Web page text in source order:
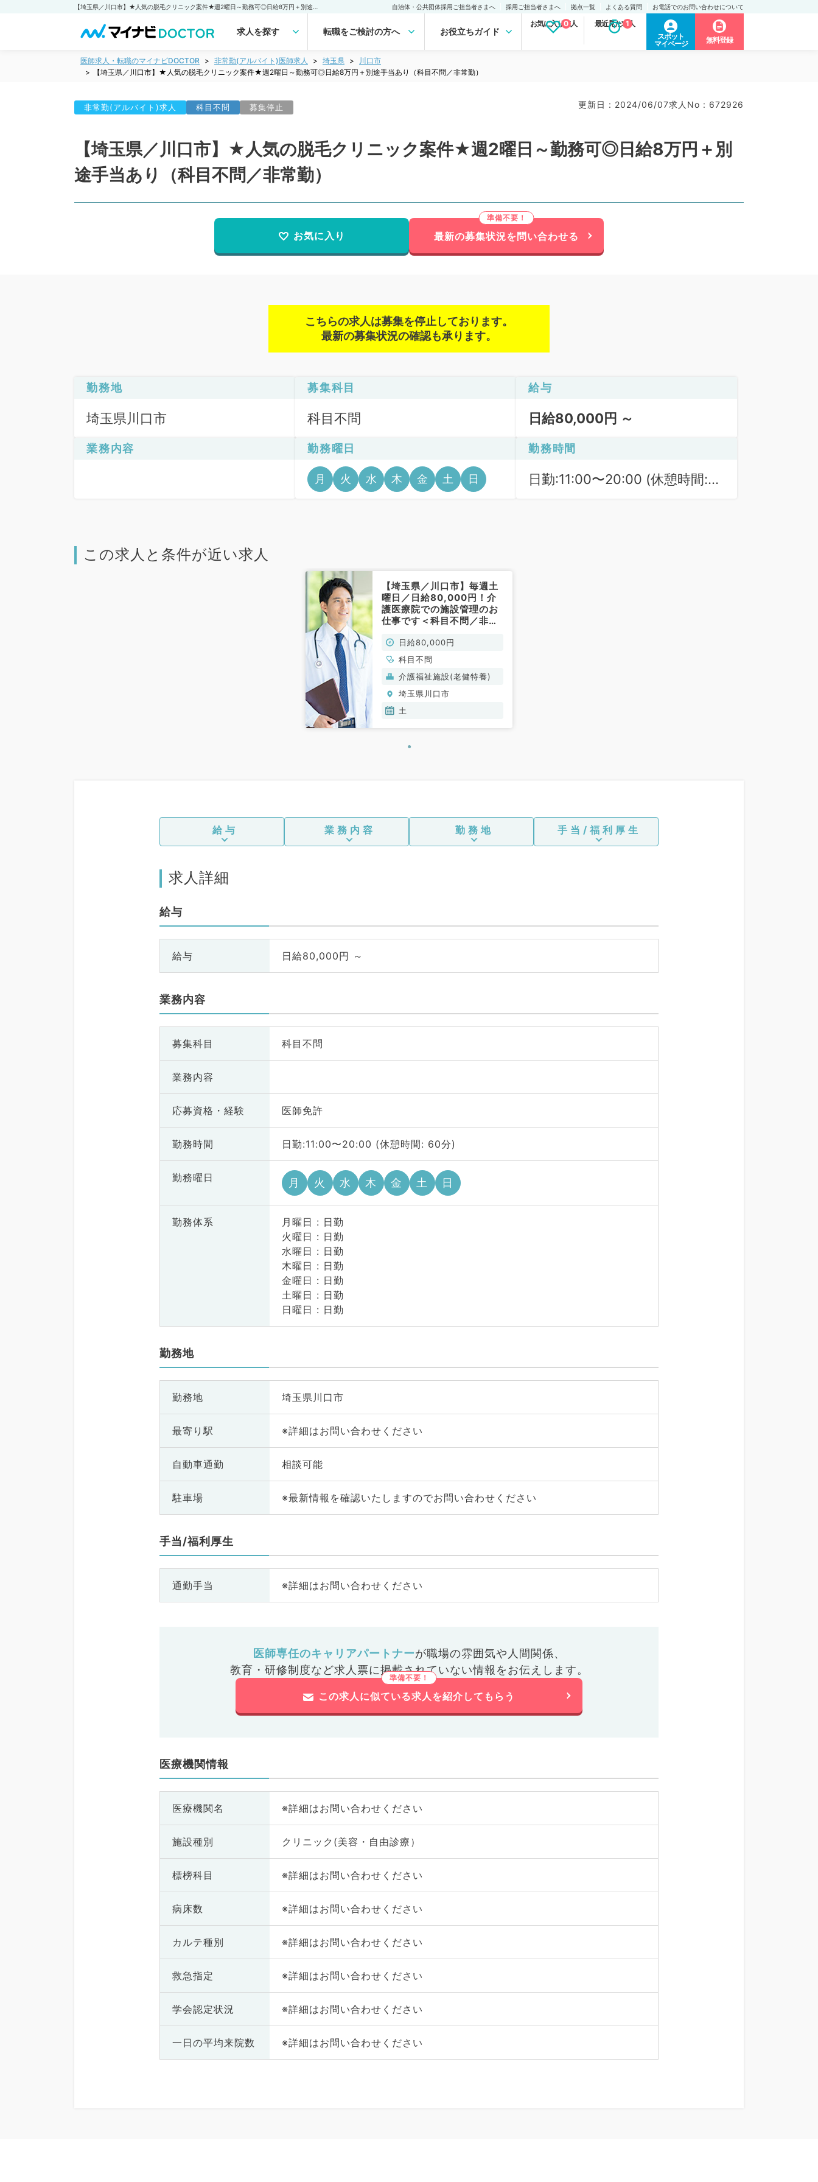
自治体・公共団体採用ご担当者さまへ 採用ご担当者さまへ 拠点一覧 よくある質問 お電話でのお問い合わせについて
求人を探す 転職をご検討の方へ お役立ちガイド
お気に入り求人
0 最近見た求人
1
スポット
マイページ
無料登録
医師求人・転職のマイナビDOCTOR 非常勤(アルバイト)医師求人 埼玉県
川口市
【埼玉県／川口市】★人気の脱毛クリニック案件★週2曜日～勤務可◎日給8万円＋別途手当あり（科目不問／非常勤）
非常勤(アルバイト)求人 科目不問 募集停止 更新日 : 2024/06/07求人No : 672926
【埼玉県／川口市】★人気の脱毛クリニック案件★週2曜日～勤務可◎日給8万円＋別
途手当あり（科目不問／非常勤）
お気に入り 最新の募集状況を問い合わせる
こちらの求人は募集を停止しております。
最新の募集状況の確認も承ります。
勤務地
埼玉県川口市
募集科目
科目不問
給与
日給80,000円 ～
業務内容 勤務曜日
月 火 水 木 金 土 日
勤務時間
日勤:11:00〜20:00 (休憩時間:
この求人と条件が近い求人
【埼玉県／川口市】毎週土
曜日／日給80,000円！介
護医療院での施設管理のお
仕事です＜科目不問／非常
日給80,000円
科目不問
介護福祉施設(老健特養)
埼玉県川口市
土
給与 業務内容 勤務地 手当/福利厚生
求人詳細
給与
給与 日給80,000円 ～
業務内容
募集科目 科目不問
業務内容
応募資格・ 経験 医師免許
勤務時間 日勤:11:00〜20:00 (休憩時間: 60分)
勤務曜日 月 火 水 木 金 土 日
勤務体系
月曜日 : 日勤
火曜日 : 日勤
水曜日 : 日勤
木曜日 : 日勤
金曜日 : 日勤
土曜日 : 日勤
日曜日 : 日勤
勤務地
勤務地 埼玉県川口市
最寄り駅 ※詳細はお問い合わせください
自動車通勤 相談可能
駐車場 ※最新情報を確認いたしますのでお問い合わせください
手当/福利厚生
通勤手当 ※詳細はお問い合わせください
医師専任のキャリアパートナーが職場の雰囲気や人間関係、
教育・研修制度など求人票に掲載されていない情報をお伝えします。
この求人に似ている求人を紹介してもらう
医療機関情報
医療機関名 ※詳細はお問い合わせください
施設種別 クリニック(美容・自由診療）
標榜科目 ※詳細はお問い合わせください
病床数 ※詳細はお問い合わせください
カルテ種別 ※詳細はお問い合わせください
救急指定 ※詳細はお問い合わせください
学会認定状況 ※詳細はお問い合わせください
一日の平均来院数 ※詳細はお問い合わせください